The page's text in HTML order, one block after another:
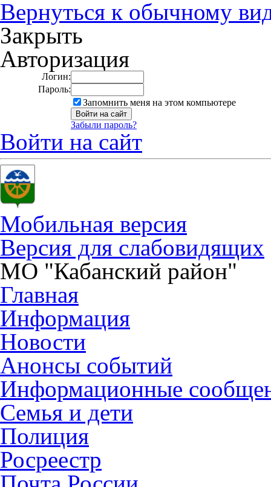
Вернуться к обычному
Закрыть
Авторизация
Логин:
Пароль:
Запомнить меня на этом компьютере
Забыли пароль?
Войти на сайт
Мобильная версия
Версия для слабовидящих
МО "Кабанский район"
Главная
Информация
Новости
Анонсы событий
Информационные
Семья и дети
Полиция
Росреестр